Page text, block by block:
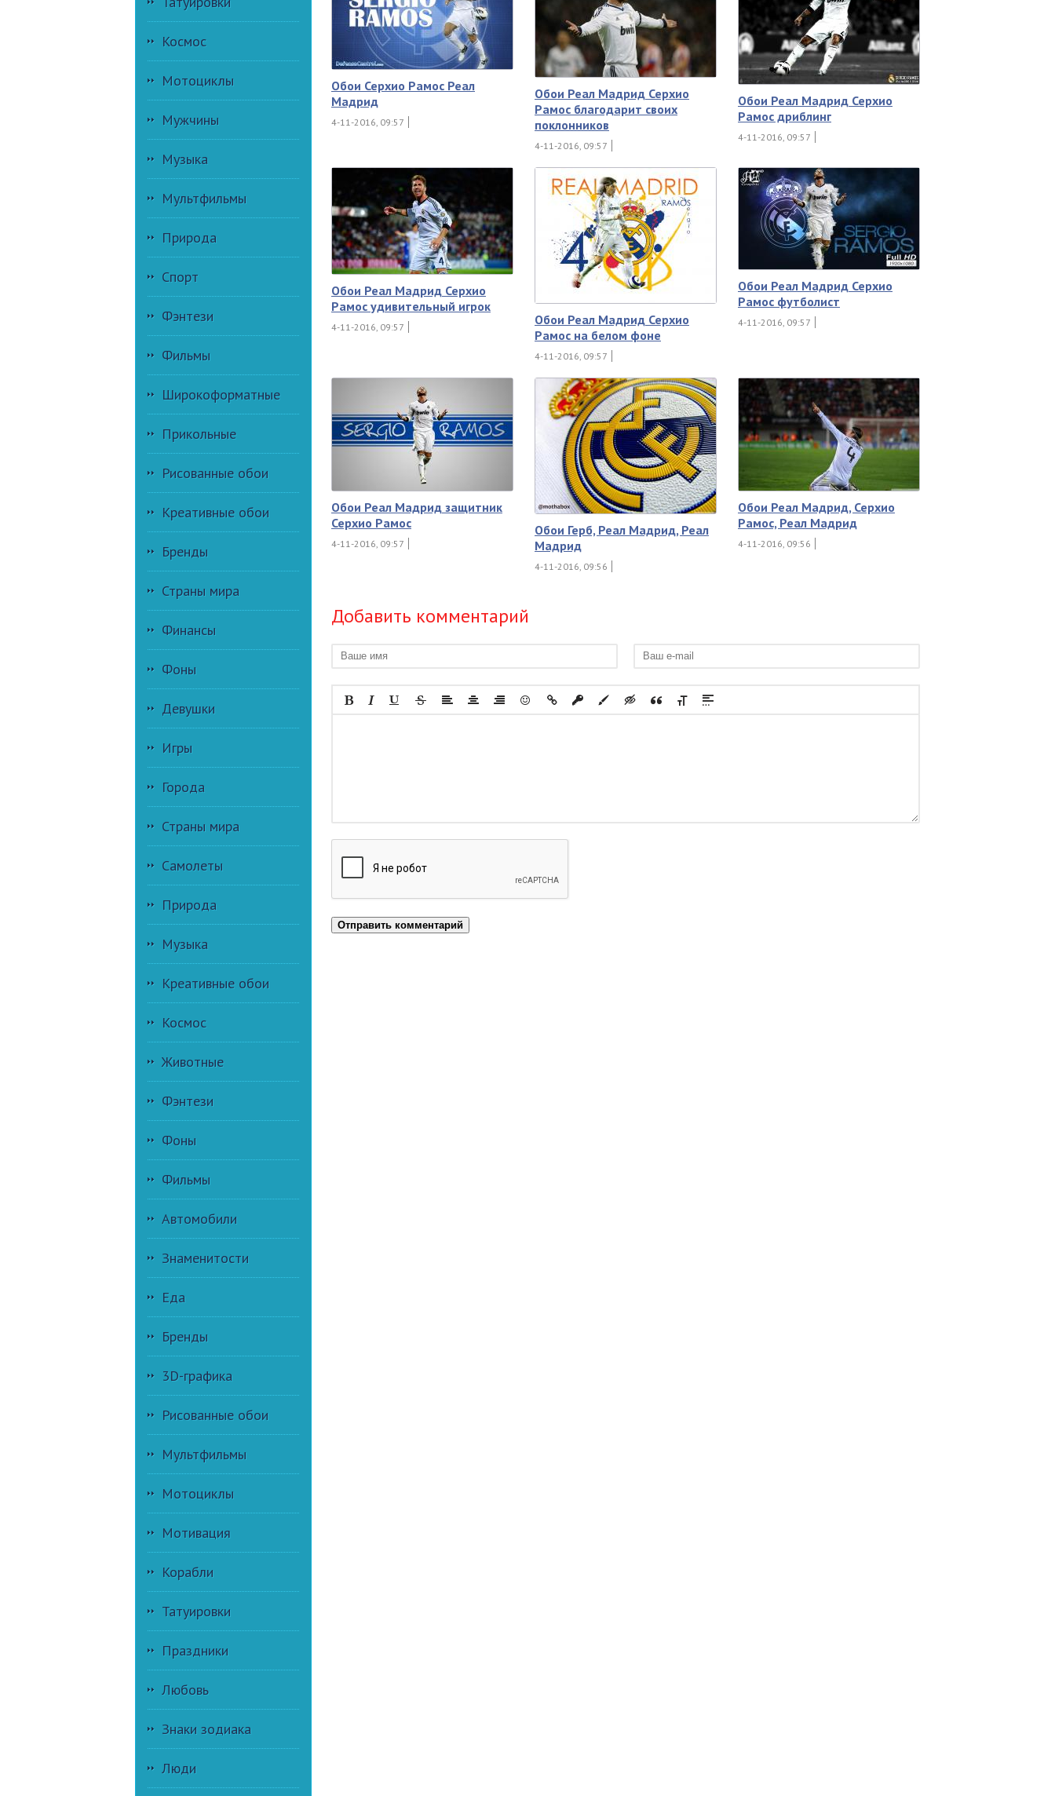
Космос
Мотоциклы
Мужчины
Музыка
Мультфильмы
Природа
Спорт
Фэнтези
Фильмы
Широкоформатные
Прикольные
Рисованные обои
Креативные обои
Бренды
Страны мира
Финансы
Фоны
Девушки
Игры
Города
Страны мира
Самолеты
Природа
Музыка
Креативные обои
Космос
Животные
Фэнтези
Фоны
Фильмы
Автомобили
Знаменитости
Еда
Бренды
3D-графика
Рисованные обои
Мультфильмы
Мотоциклы
Мотивация
Корабли
Татуировки
Праздники
Любовь
Знаки зодиака
Люди
Обои Серхио Рамос Реал
Мадрид
4-11-2016, 09:57
Обои Реал Мадрид Серхио
Рамос благодарит своих
поклонников
4-11-2016, 09:57
Обои Реал Мадрид Серхио
Рамос дриблинг
4-11-2016, 09:57
Обои Реал Мадрид Серхио
Рамос удивительный игрок
4-11-2016, 09:57
Обои Реал Мадрид Серхио
Рамос на белом фоне
4-11-2016, 09:57
Обои Реал Мадрид Серхио
Рамос футболист
4-11-2016, 09:57
Обои Реал Мадрид защитник
Серхио Рамос
4-11-2016, 09:57
Обои Герб, Реал Мадрид, Реал
Мадрид
4-11-2016, 09:56
Обои Реал Мадрид, Серхио
Рамос, Реал Мадрид
4-11-2016, 09:56
Добавить комментарий
Отправить комментарий